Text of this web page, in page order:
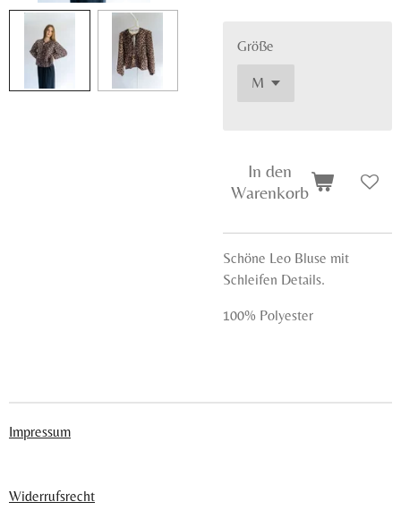
Größe
In den
Warenkorb
Schöne Leo Bluse mit
Schleifen Details.
100% Polyester
Impressum
Widerrufsrecht